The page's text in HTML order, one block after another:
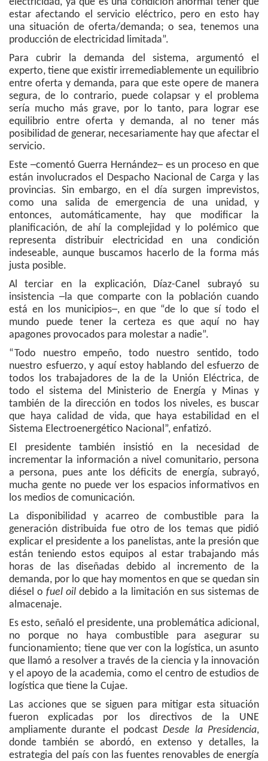
estar afectando el servicio eléctrico, pero en esto hay
una situación de oferta/demanda; o sea, tenemos una
producción de electricidad limitada”.
Para cubrir la demanda del sistema, argumentó el
experto, tiene que existir irremediablemente un equilibrio
entre oferta y demanda, para que este opere de manera
segura, de lo contrario, puede colapsar y el problema
sería mucho más grave, por lo tanto, para lograr ese
equilibrio entre oferta y demanda, al no tener más
posibilidad de generar, necesariamente hay que afectar el
servicio.
Este ─comentó Guerra Hernández─ es un proceso en que
están involucrados el Despacho Nacional de Carga y las
provincias. Sin embargo, en el día surgen imprevistos,
como una salida de emergencia de una unidad, y
entonces, automáticamente, hay que modificar la
planificación, de ahí la complejidad y lo polémico que
representa distribuir electricidad en una condición
indeseable, aunque buscamos hacerlo de la forma más
justa posible.
Al terciar en la explicación, Díaz-Canel subrayó su
insistencia ─la que comparte con la población cuando
está en los municipios─, en que “de lo que sí todo el
mundo puede tener la certeza es que aquí no hay
apagones provocados para molestar a nadie”.
“Todo nuestro empeño, todo nuestro sentido, todo
nuestro esfuerzo, y aquí estoy hablando del esfuerzo de
todos los trabajadores de la de la Unión Eléctrica, de
todo el sistema del Ministerio de Energía y Minas y
también de la dirección en todos los niveles, es buscar
que haya calidad de vida, que haya estabilidad en el
Sistema Electroenergético Nacional”, enfatizó.
El presidente también insistió en la necesidad de
incrementar la información a nivel comunitario, persona
a persona, pues ante los déficits de energía, subrayó,
mucha gente no puede ver los espacios informativos en
los medios de comunicación.
La disponibilidad y acarreo de combustible para la
generación distribuida fue otro de los temas que pidió
explicar el presidente a los panelistas, ante la presión que
están teniendo estos equipos al estar trabajando más
horas de las diseñadas debido al incremento de la
demanda, por lo que hay momentos en que se quedan sin
diésel o fuel oil debido a la limitación en sus sistemas de
almacenaje.
Es esto, señaló el presidente, una problemática adicional,
no porque no haya combustible para asegurar su
funcionamiento; tiene que ver con la logística, un asunto
que llamó a resolver a través de la ciencia y la innovación
y el apoyo de la academia, como el centro de estudios de
logística que tiene la Cujae.
Las acciones que se siguen para mitigar esta situación
fueron explicadas por los directivos de la UNE
ampliamente durante el podcastDesde la Presidencia,
donde también se abordó, en extenso y detalles, la
estrategia del país con las fuentes renovables de energía